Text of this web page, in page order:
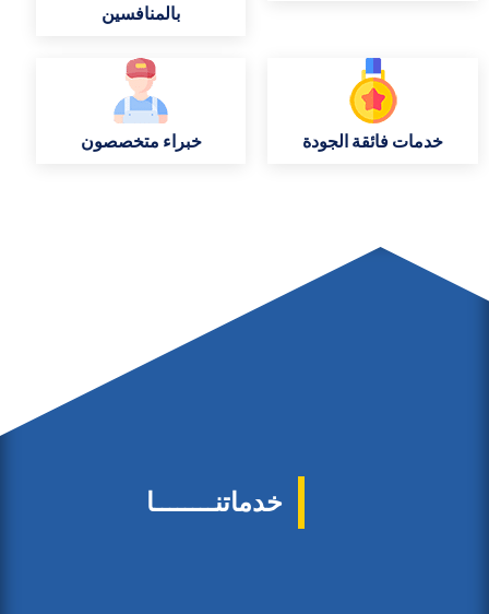
بالمنافسين
خدمات فائقة الجودة خبراء متخصصون
خدماتنــــــــا